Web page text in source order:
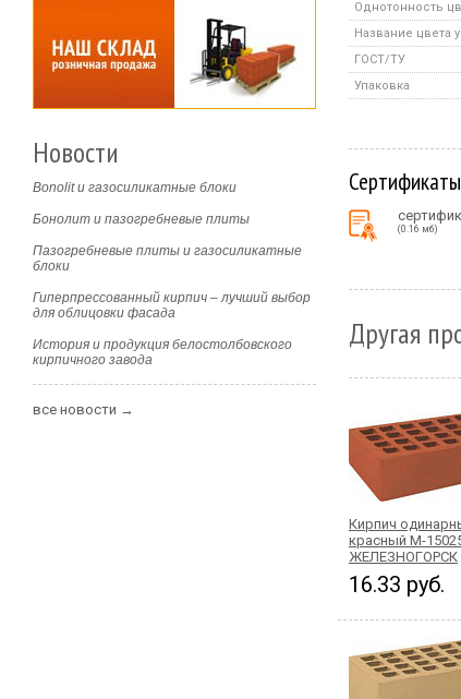
Однотонность
Название цвета
ГОСТ/ТУ
Упаковка
Сертификаты
(0.16 мб)
Другая
Кирпич
красный М-
ЖЕЛЕЗНОГОРСК
16.33 руб.
Новости
Bonolit и газосиликатные блоки
Бонолит и пазогребневые плиты
Пазогребневые плиты и газосиликатные
блоки
Гиперпрессованный кирпич – лучший выбор
для облицовки фасада
История и продукция белостолбовского
кирпичного завода
все новости →